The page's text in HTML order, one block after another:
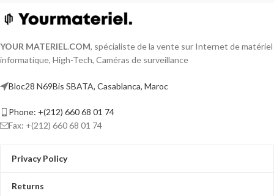
YOUR MATERIEL.COM, spécialiste de la vente sur Internet de matériel
informatique, High-Tech, Caméras de surveillance
Bloc28 N69Bis SBATA, Casablanca, Maroc
Phone: +(212) 660 68 01 74
Fax: +(212) 660 68 01 74
Privacy Policy
Returns